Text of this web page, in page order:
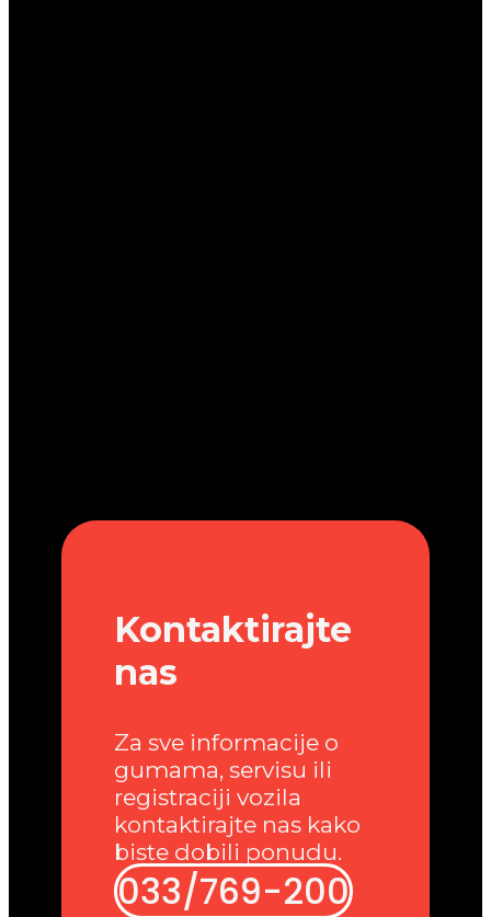
Kontaktirajte
nas
Za sve informacije o
gumama, servisu ili
registraciji vozila
kontaktirajte nas kako
biste dobili ponudu.
033/769-200